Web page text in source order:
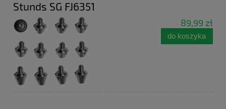
Stunds SG FJ6351
89,99 zł
do koszyka